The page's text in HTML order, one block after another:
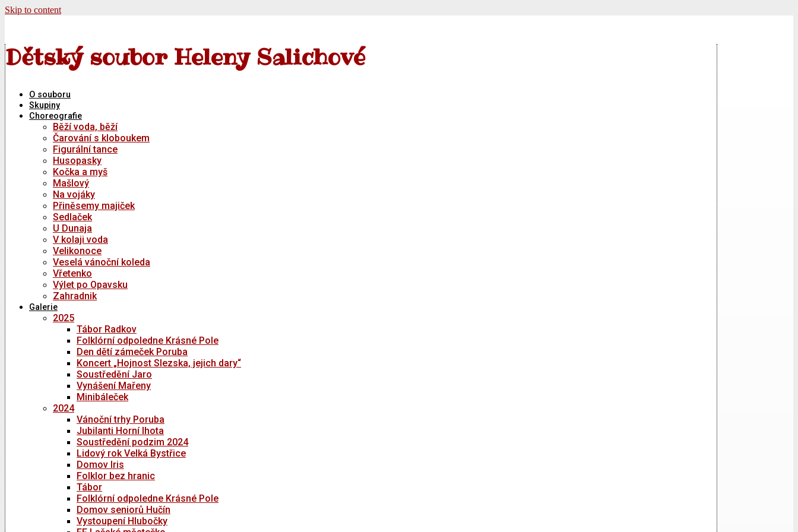
Skip to content
Dětský soubor Heleny Salichové
O souboru
Skupiny
Choreografie
Běží voda, běží
Čarování s kloboukem
Figurální tance
Husopasky
Kočka a myš
Mašlový
Na vojáky
Přiněsemy majiček
Sedlaček
U Dunaja
V kolaji voda
Velikonoce
Veselá vánoční koleda
Vřetenko
Výlet po Opavsku
Zahradnik
Galerie
2025
Tábor Radkov
Folklórní odpoledne Krásné Pole
Den dětí zámeček Poruba
Koncert „Hojnost Slezska, jejich dary“
Soustředění Jaro
Vynášení Mařeny
Minibáleček
2024
Vánoční trhy Poruba
Jubilanti Horní lhota
Soustředění podzim 2024
Lidový rok Velká Bystřice
Domov Iris
Folklor bez hranic
Tábor
Folklórní odpoledne Krásné Pole
Domov seniorů Hučín
Vystoupení Hlubočky